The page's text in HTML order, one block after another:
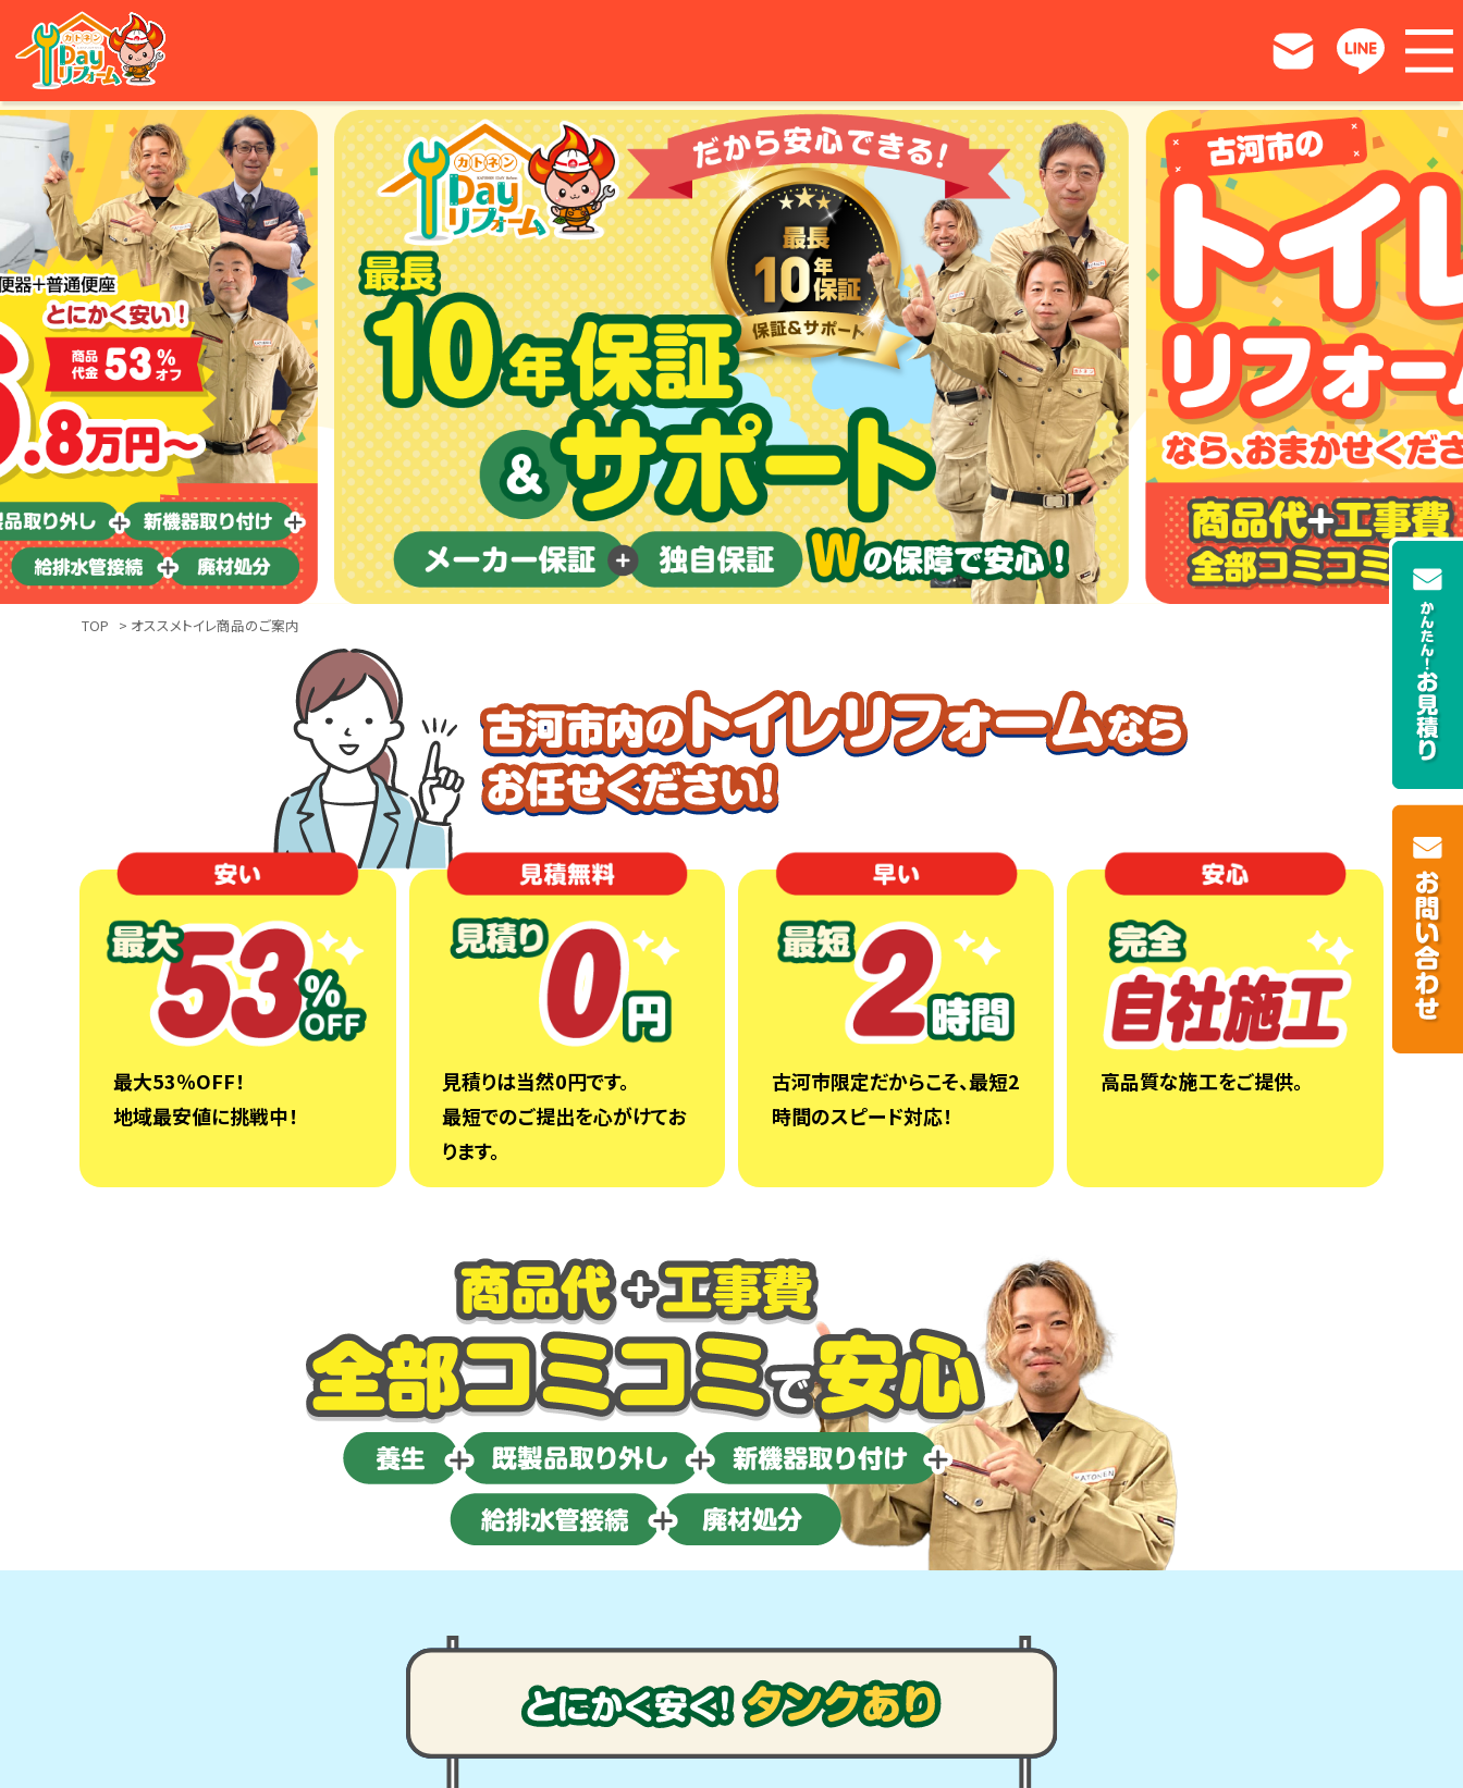
TOP > オススメトイレ商品のご案内
最大53％OFF！
地域最安値に挑戦中！
見積りは当然0円です。
最短でのご提出を心がけてお
ります。
古河市限定だからこそ、最短2
時間のスピード対応！
高品質な施工をご提供。